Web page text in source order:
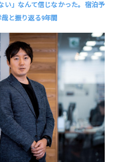
い」なんて信じなかった。宿泊予
と振り返る9年間